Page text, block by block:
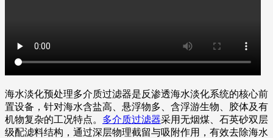
海水淡化预处理多介质过滤器是反渗透海水淡化系统的核心前
置设备，针对海水含盐高、悬浮物多、含浮游生物、胶体及有
机物复杂的工况特点。 多介质过滤器采用无烟煤、石英砂双层
级配滤料结构，通过深层物理截留与吸附作用，有效去除海水